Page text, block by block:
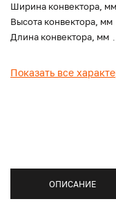
Ширина конвектора, мм
Высота конвектора, мм
Длина конвектора, мм
Показать все
ОПИСАНИЕ